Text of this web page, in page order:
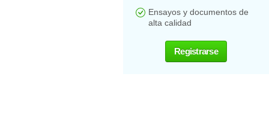
Ensayos y documentos de
alta calidad
Registrarse